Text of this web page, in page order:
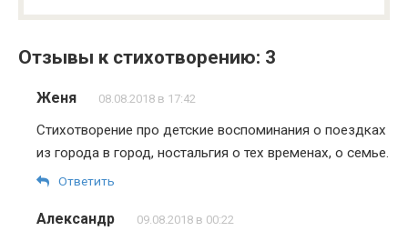
Отзывы к стихотворению: 3
Женя 08.08.2018 в 17:42
Стихотворение про детские воспоминания о поездках
из города в город, ностальгия о тех временах, о семье.
Ответить
Александр 09.08.2018 в 00:22